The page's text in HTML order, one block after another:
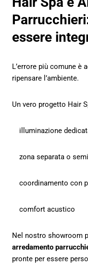
essere
L’errore più comune è
ripensare l’ambiente.
Un vero progetto Hair
illuminazione
zona separata o
coordinamento con
comfort acustico
Nel nostro showroom
arredamento
pronte per essere